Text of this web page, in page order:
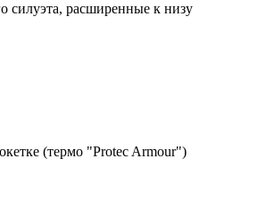
силуэта, расширенные к низу
(термо "Protec Armour")